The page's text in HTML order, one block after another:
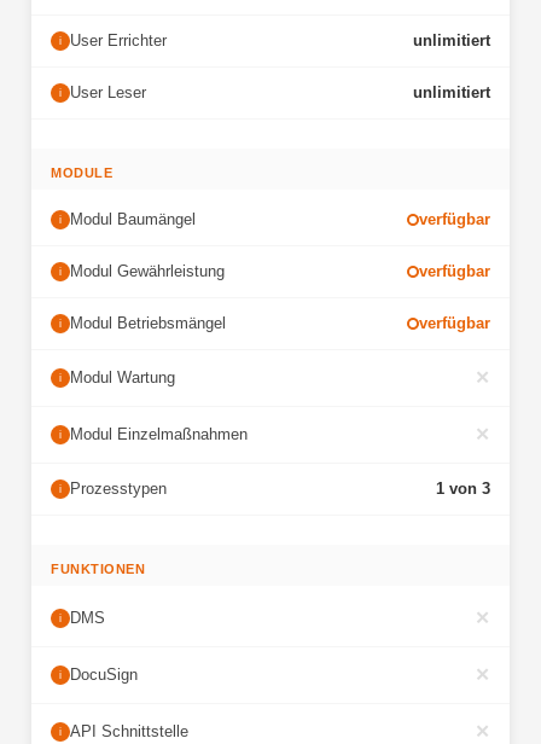
i User Errichter unlimitiert
i User Leser unlimitiert
MODULE
i Modul Baumängel verfügbar
i Modul Gewährleistung verfügbar
i Modul Betriebsmängel verfügbar
i Modul Wartung ✕
i Modul Einzelmaßnahmen ✕
i Prozesstypen 1 von 3
FUNKTIONEN
i DMS ✕
i DocuSign ✕
i API Schnittstelle ✕